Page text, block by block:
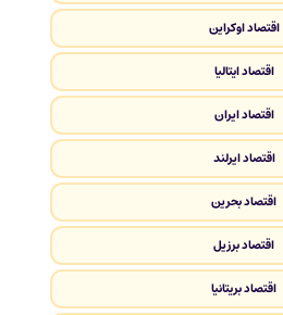
اقتصاد اوکراین
اقتصاد ایتالیا
اقتصاد ایران
اقتصاد ایرلند
اقتصاد بحرین
اقتصاد برزیل
اقتصاد بریتانیا